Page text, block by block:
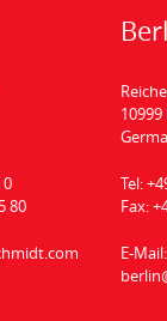
0
80
Tel:
Fax:
E-Mail: